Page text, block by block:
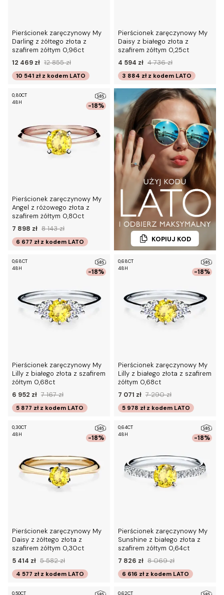
Pierścionek zaręczynowy My
Darling z żółtego złota z
szafirem żółtym 0,96ct
12 469 zł 12 855 zł
10 541 zł z kodem LATO
Pierścionek zaręczynowy My
Daisy z białego złota z
szafirem żółtym 0,25ct
4 594 zł 4 736 zł
3 884 zł z kodem LATO
-18%
0,80CT
48H
Pierścionek zaręczynowy My
Angel z różowego złota z
szafirem żółtym 0,80ct
7 898 zł 8 143 zł
6 677 zł z kodem LATO KOPIUJ KOD
-18%
0,68CT
48H
Pierścionek zaręczynowy My
Lilly z białego złota z szafirem
żółtym 0,68ct
6 952 zł 7 167 zł
5 877 zł z kodem LATO
-18%
0,68CT
48H
Pierścionek zaręczynowy My
Lilly z białego złota z szafirem
żółtym 0,68ct
7 071 zł 7 290 zł
5 978 zł z kodem LATO
-18%
0,30CT
48H
Pierścionek zaręczynowy My
Daisy z żółtego złota z
szafirem żółtym 0,30ct
5 414 zł 5 582 zł
4 577 zł z kodem LATO
-18%
0,64CT
48H
Pierścionek zaręczynowy My
Sunshine z białego złota z
szafirem żółtym 0,64ct
7 826 zł 8 069 zł
6 616 zł z kodem LATO
0,50CT 0,62CT